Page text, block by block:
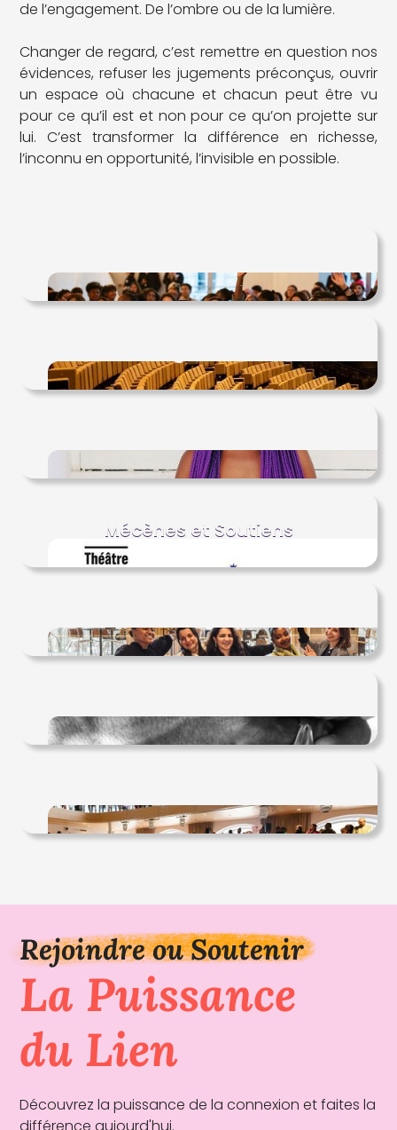
de l’engagement. De l’ombre ou de la lumière.
Changer de regard, c’est remettre en question nos
évidences, refuser les jugements préconçus, ouvrir
un espace où chacune et chacun peut être vu
pour ce qu’il est et non pour ce qu’on projette sur
lui. C’est transformer la différence en richesse,
l’inconnu en opportunité, l’invisible en possible.
Mécènes et Soutiens
Rejoindre ou Soutenir
La Puissance
du Lien
Découvrez la puissance de la connexion et faites la